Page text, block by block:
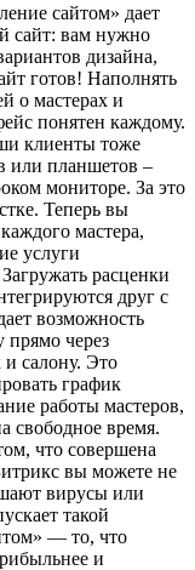
сайтом» дает
сайт: вам нужно
дизайна,
готов! Наполнять
о мастерах и
понятен каждому.
клиенты тоже
или планшетов –
мониторе. За это
Теперь вы
мастера,
услуги
расценки
друг с
возможность
прямо через
и салону. Это
график
работы мастеров,
свободное время.
что совершена
вы можете не
вирусы или
такой
— то, что
и